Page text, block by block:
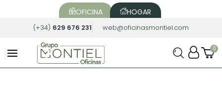
OFICINA HOGAR
(+34) 629 676 231 web@oficinasmontiel.com